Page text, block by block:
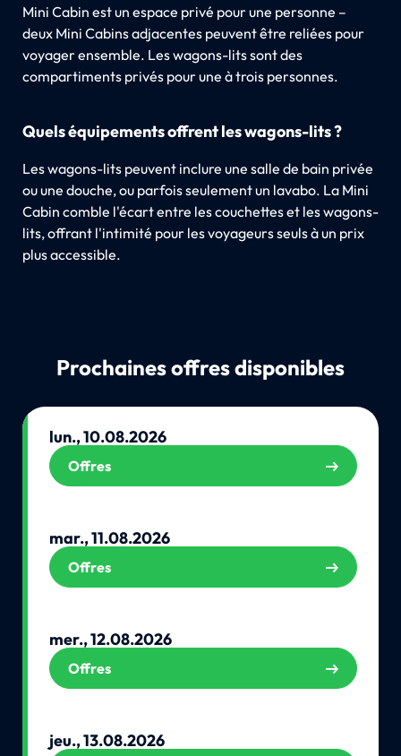
Mini Cabin est un espace privé pour une personne –
deux Mini Cabins adjacentes peuvent être reliées pour
voyager ensemble. Les wagons-lits sont des
compartiments privés pour une à trois personnes.
Quels équipements offrent les wagons-lits ?
Les wagons-lits peuvent inclure une salle de bain privée
ou une douche, ou parfois seulement un lavabo. La Mini
Cabin comble l'écart entre les couchettes et les wagons-
lits, offrant l'intimité pour les voyageurs seuls à un prix
plus accessible.
Prochaines offres disponibles
lun., 10.08.2026
Offres
mar., 11.08.2026
Offres
mer., 12.08.2026
Offres
jeu., 13.08.2026